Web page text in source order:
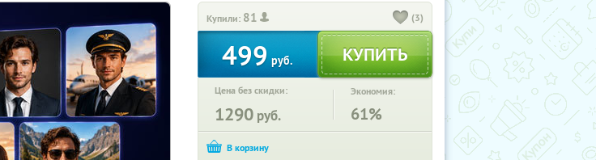
Купили: 81 (3)
499 руб.
Цена без скидки:
1290 руб.
Экономия:
61%